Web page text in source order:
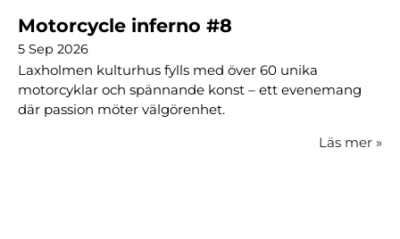
Motorcycle inferno #8
5 Sep 2026
Laxholmen kulturhus fylls med över 60 unika
motorcyklar och spännande konst – ett evenemang
där passion möter välgörenhet.
Läs mer »